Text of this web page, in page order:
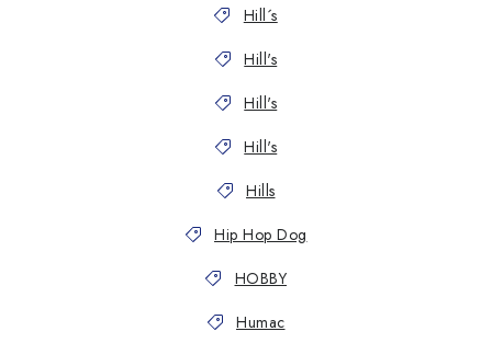
Hill´s
Hill's
Hill's
Hill's
Hills
Hip Hop Dog
HOBBY
Humac